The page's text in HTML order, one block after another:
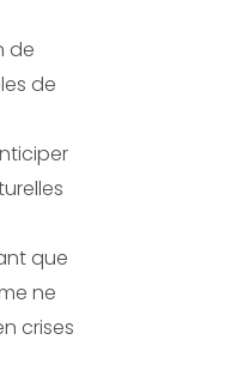
de
de
que
ne
crises